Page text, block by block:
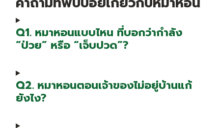
Q1. หมาหอนแบบไหน ที่บอกว่ากำลัง
“ป่วย” หรือ “เจ็บปวด”?
Q2. หมาหอนตอนเจ้าของไม่อยู่บ้านแก้
ยังไง?